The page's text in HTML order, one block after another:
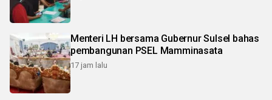
Menteri LH bersama Gubernur Sulsel bahas
pembangunan PSEL Mamminasata
17 jam lalu